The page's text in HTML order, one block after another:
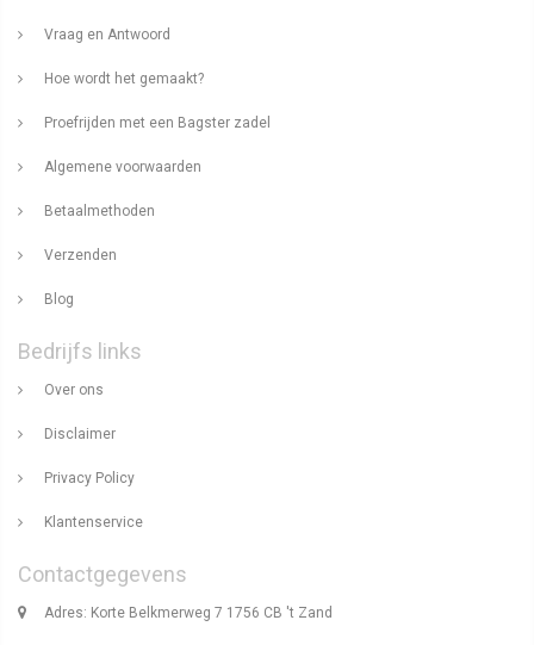
Vraag en Antwoord
Hoe wordt het gemaakt?
Proefrijden met een Bagster zadel
Algemene voorwaarden
Betaalmethoden
Verzenden
Blog
Bedrijfs links
Over ons
Disclaimer
Privacy Policy
Klantenservice
Contactgegevens
Adres: Korte Belkmerweg 7 1756 CB 't Zand